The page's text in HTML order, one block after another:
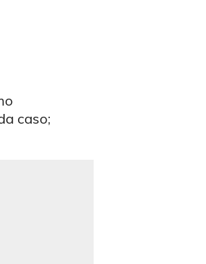
caso;